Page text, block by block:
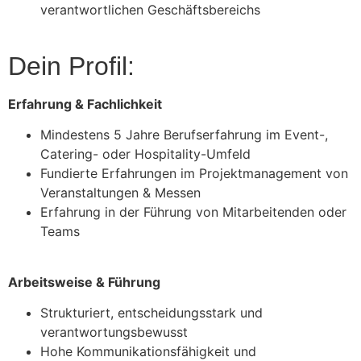
verantwortlichen Geschäftsbereichs
Dein Profil:
Erfahrung & Fachlichkeit
Mindestens 5 Jahre Berufserfahrung im Event-,
Catering- oder Hospitality-Umfeld
Fundierte Erfahrungen im Projektmanagement von
Veranstaltungen & Messen
Erfahrung in der Führung von Mitarbeitenden oder
Teams
Arbeitsweise & Führung
Strukturiert, entscheidungsstark und
verantwortungsbewusst
Hohe Kommunikationsfähigkeit und